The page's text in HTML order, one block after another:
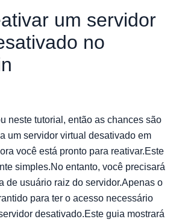
um servidor
no
neste tutorial, então as chances são
um servidor virtual desativado em
você está pronto para reativar.Este
simples.No entanto, você precisará
de usuário raiz do servidor.Apenas o
para ter o acesso necessário
desativado.Este guia mostrará